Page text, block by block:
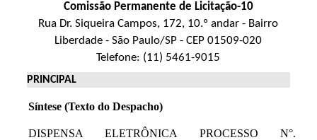
Comissão Permanente de Licitação-10
Rua Dr. Siqueira Campos, 172, 10.º andar - Bairro
Liberdade - São Paulo/SP - CEP 01509-020
Telefone: (11) 5461-9015
PRINCIPAL
Síntese (Texto do Despacho)
DISPENSA ELETRÔNICA PROCESSO N°.